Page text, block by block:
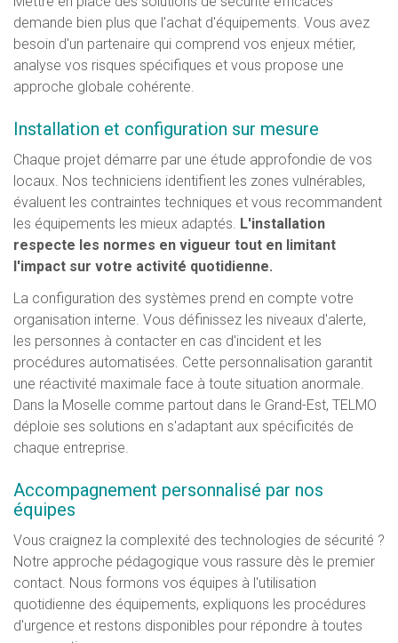
demande bien plus que l'achat d'équipements. Vous avez
besoin d'un partenaire qui comprend vos enjeux métier,
analyse vos risques spécifiques et vous propose une
approche globale cohérente.
Installation et configuration sur mesure
Chaque projet démarre par une étude approfondie de vos
locaux. Nos techniciens identifient les zones vulnérables,
évaluent les contraintes techniques et vous recommandent
les équipements les mieux adaptés. L'installation
respecte les normes en vigueur tout en limitant
l'impact sur votre activité quotidienne.
La configuration des systèmes prend en compte votre
organisation interne. Vous définissez les niveaux d'alerte,
les personnes à contacter en cas d'incident et les
procédures automatisées. Cette personnalisation garantit
une réactivité maximale face à toute situation anormale.
Dans la Moselle comme partout dans le Grand-Est, TELMO
déploie ses solutions en s'adaptant aux spécificités de
chaque entreprise.
Accompagnement personnalisé par nos
équipes
Vous craignez la complexité des technologies de sécurité ?
Notre approche pédagogique vous rassure dès le premier
contact. Nous formons vos équipes à l'utilisation
quotidienne des équipements, expliquons les procédures
d'urgence et restons disponibles pour répondre à toutes